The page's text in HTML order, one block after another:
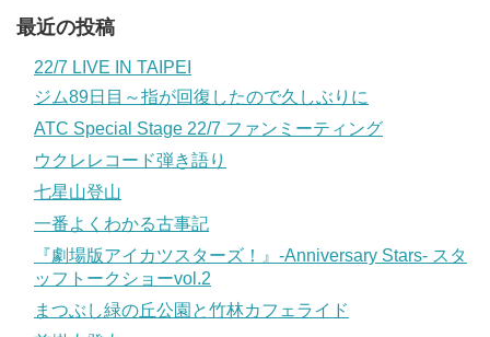
最近の投稿
22/7 LIVE IN TAIPEI
ジム89日目～指が回復したので久しぶりに
ATC Special Stage 22/7 ファンミーティング
ウクレレコード弾き語り
七星山登山
一番よくわかる古事記
『劇場版アイカツスターズ！』-Anniversary Stars- スタ
ッフトークショーvol.2
まつぶし緑の丘公園と竹林カフェライド